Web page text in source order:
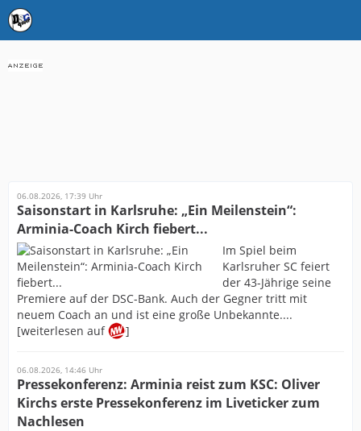
06.08.2026, 17:39 Uhr
Saisonstart in Karlsruhe: „Ein Meilenstein“:
Arminia-Coach Kirch fiebert...
Im Spiel beim
Karlsruher SC feiert
der 43-Jährige seine
Premiere auf der DSC-Bank. Auch der Gegner tritt mit
neuem Coach an und ist eine große Unbekannte....
[weiterlesen auf
]
06.08.2026, 14:46 Uhr
Pressekonferenz: Arminia reist zum KSC: Oliver
Kirchs erste Pressekonferenz im Liveticker zum
Nachlesen